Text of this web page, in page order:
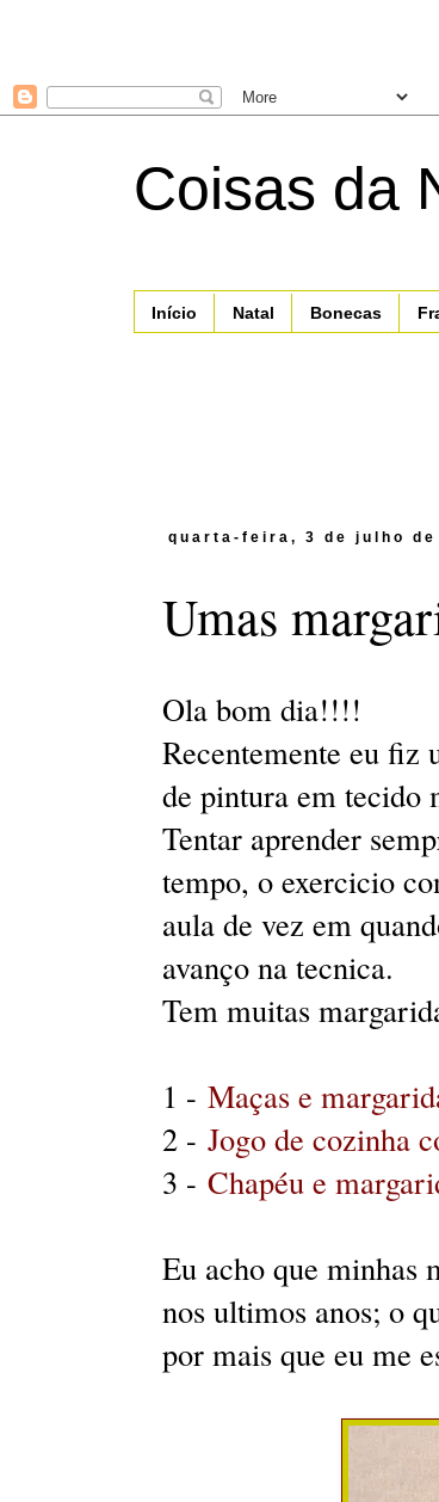
Coisas da
Início Natal Bonecas
quarta-feira, 3 de julho de
Umas
Ola bom dia!!!!
Recentemente eu fiz
de pintura em tecido
Tentar aprender
tempo, o exercicio
aula de vez em
avanço na tecnica.
Tem muitas
1 - Maças e
2 - Jogo de cozinha
3 - Chapéu e
Eu acho que minhas
nos ultimos anos; o
por mais que eu me